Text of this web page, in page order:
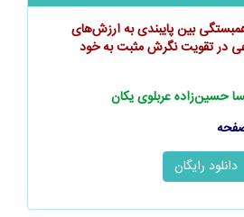
بین پایبندی به ارزش‌های
در تقویت نگرش مثبت به خود
حسین‌زاده عربلوی یکان